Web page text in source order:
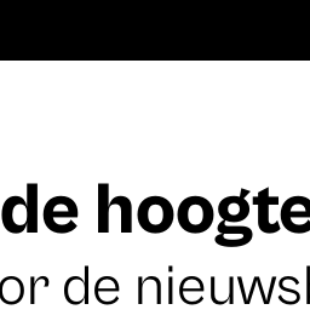
de